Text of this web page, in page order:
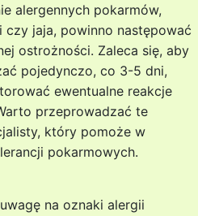
alergennych pokarmów,
jaja, powinno następować
ostrożności. Zaleca się, aby
pojedynczo, co 3-5 dni,
ewentualne reakcje
przeprowadzać te
który pomoże w
pokarmowych.
na oznaki alergii